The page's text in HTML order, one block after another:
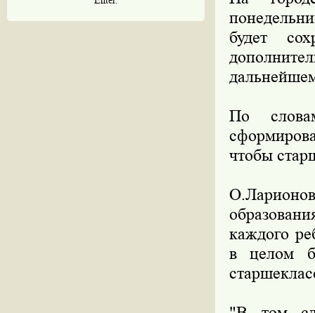
будет
По
чтобы
каждого
в целом